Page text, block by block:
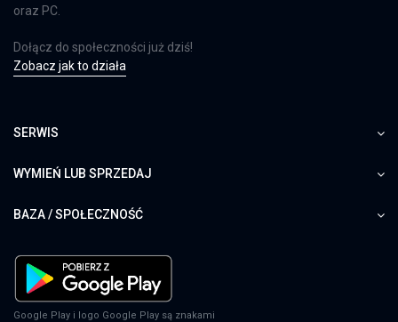
Farming Simulator 25
Farming Simulator 25
EA Sports FC 24
PS4
oraz PC.
Dołącz do społeczności już dziś!
Zobacz jak to działa
SERWIS
WYMIEŃ LUB SPRZEDAJ
BAZA / SPOŁECZNOŚĆ
Google Play i logo Google Play są znakami